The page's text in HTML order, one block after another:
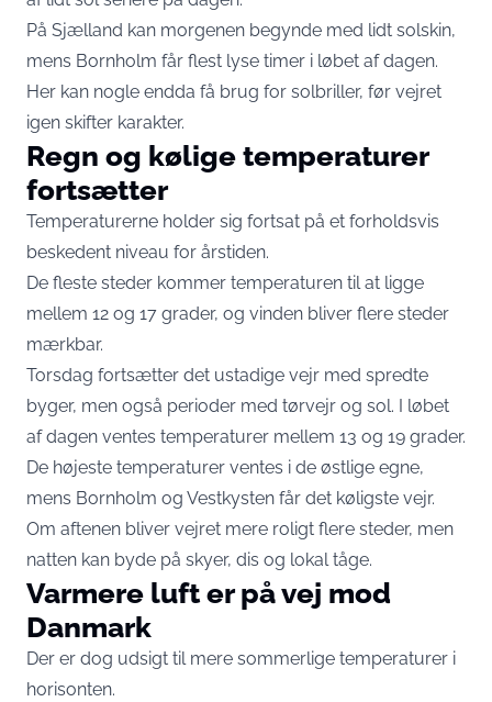
På Sjælland kan morgenen begynde med lidt solskin,
mens Bornholm får flest lyse timer i løbet af dagen.
Her kan nogle endda få brug for solbriller, før vejret
igen skifter karakter.
Regn og kølige temperaturer
fortsætter
Temperaturerne holder sig fortsat på et forholdsvis
beskedent niveau for årstiden.
De fleste steder kommer temperaturen til at ligge
mellem 12 og 17 grader, og vinden bliver flere steder
mærkbar.
Torsdag fortsætter det ustadige vejr med spredte
byger, men også perioder med tørvejr og sol. I løbet
af dagen ventes temperaturer mellem 13 og 19 grader.
De højeste temperaturer ventes i de østlige egne,
mens Bornholm og Vestkysten får det køligste vejr.
Om aftenen bliver vejret mere roligt flere steder, men
natten kan byde på skyer, dis og lokal tåge.
Varmere luft er på vej mod
Danmark
Der er dog udsigt til mere sommerlige temperaturer i
horisonten.